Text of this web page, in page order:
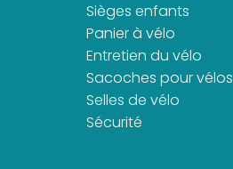
Sièges enfants
Panier à vélo
Entretien du vélo
Sacoches pour vélos
Selles de vélo
Sécurité